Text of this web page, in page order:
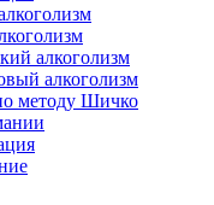
алкоголизм
алкоголизм
методу Шичко